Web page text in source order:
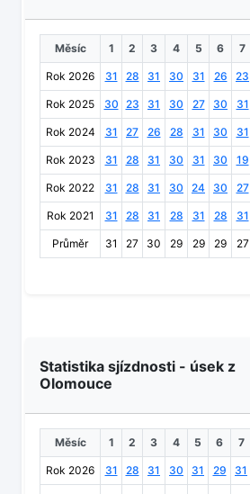
Měsíc 1 2 3 4 5 6 7
Rok 2026 31 28 31 30 31 26 23
Rok 2025 30 23 31 30 27 30 31
Rok 2024 31 27 26 28 31 30 31
Rok 2023 31 28 31 30 31 30 19
Rok 2022 31 28 31 30 24 30 27
Rok 2021 31 28 31 28 31 28 31
Průměr 31 27 30 29 29 29 27
Statistika sjízdnosti - úsek z
Olomouce
Měsíc 1 2 3 4 5 6 7
Rok 2026 31 28 31 30 31 29 31